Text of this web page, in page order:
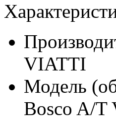
VIATTI
Модель
Bosco A/T